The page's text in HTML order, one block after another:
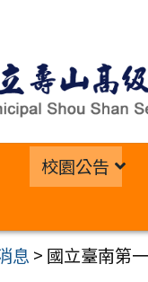
校園公告
息 > 國立臺南第